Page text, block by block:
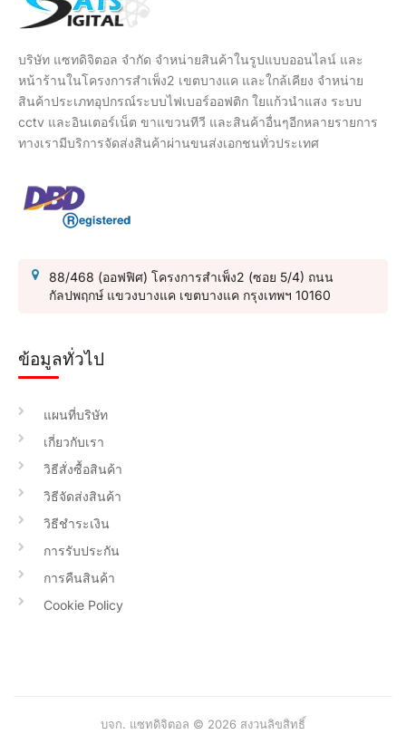
บริษัท แซทดิจิตอล จำกัด จำหน่ายสินค้าในรูปแบบออนไลน์ และ
หน้าร้านในโครงการสำเพ็ง2 เขตบางแค และใกล้เคียง จำหน่าย
สินค้าประเภทอุปกรณ์ระบบไฟเบอร์ออฟติก ใยแก้วนำแสง ระบบ
cctv และอินเตอร์เน็ต ขาแขวนทีวี และสินค้าอื่นๆอีกหลายรายการ
ทางเรามีบริการจัดส่งสินค้าผ่านขนส่งเอกชนทั่วประเทศ
88/468 (ออฟฟิศ) โครงการสำเพ็ง2 (ซอย 5/4) ถนน
กัลปพฤกษ์ แขวงบางแค เขตบางแค กรุงเทพฯ 10160
ข้อมูลทั่วไป
แผนที่บริษัท
เกี่ยวกับเรา
วิธีสั่งซื้อสินค้า
วิธีจัดส่งสินค้า
วิธีชำระเงิน
การรับประกัน
การคืนสินค้า
Cookie Policy
บจก. แซทดิจิตอล © 2026 สงวนลิขสิทธิ์